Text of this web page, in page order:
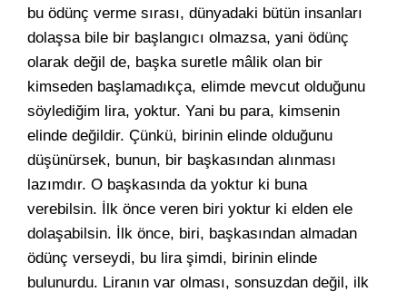
bu ödünç verme sırası, dünyadaki bütün insanları
dolaşsa bile bir başlangıcı olmazsa, yani ödünç
olarak değil de, başka suretle mâlik olan bir
kimseden başlamadıkça, elimde mevcut olduğunu
söylediğim lira, yoktur. Yani bu para, kimsenin
elinde değildir. Çünkü, birinin elinde olduğunu
düşünürsek, bunun, bir başkasından alınması
lazımdır. O başkasında da yoktur ki buna
verebilsin. İlk önce veren biri yoktur ki elden ele
dolaşabilsin. İlk önce, biri, başkasından almadan
ödünç verseydi, bu lira şimdi, birinin elinde
bulunurdu. Liranın var olması, sonsuzdan değil, ilk